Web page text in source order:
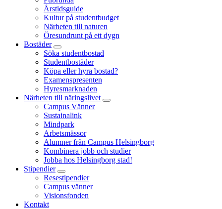
Årstidsguide
Kultur på studentbudget
Närheten till naturen
Öresundrunt på ett dygn
Bostäder
Söka studentbostad
Studentbostäder
Köpa eller hyra bostad?
Examenspresenten
Hyresmarknaden
Närheten till näringslivet
Campus Vänner
Sustainalink
Mindpark
Arbetsmässor
Alumner från Campus Helsingborg
Kombinera jobb och studier
Jobba hos Helsingborg stad!
Stipendier
Resestipendier
Campus vänner
Visionsfonden
Kontakt